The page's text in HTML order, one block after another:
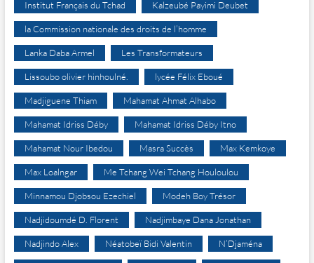
Institut Français du Tchad Kalzeubé Payimi Deubet
la Commission nationale des droits de l’homme
Lanka Daba Armel Les Transformateurs
Lissoubo olivier hinhoulné. lycée Félix Eboué
Madjiguene Thiam Mahamat Ahmat Alhabo
Mahamat Idriss Déby Mahamat Idriss Déby Itno
Mahamat Nour Ibedou Masra Succès Max Kemkoye
Max Loalngar Me Tchang Wei Tchang Houloulou
Minnamou Djobsou Ezechiel Modeh Boy Trésor
Nadjidoumdé D. Florent Nadjimbaye Dana Jonathan
Nadjindo Alex Néatobeï Bidi Valentin N’Djaména